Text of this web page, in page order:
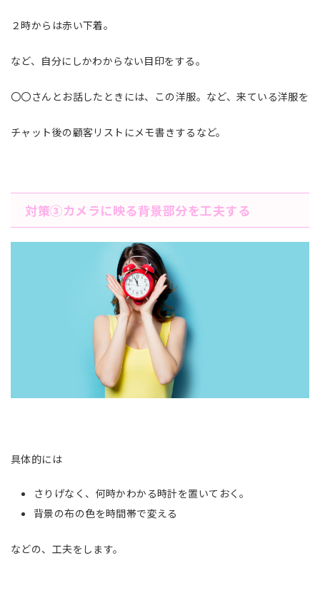
２時からは赤い下着。
など、自分にしかわからない目印をする。
〇〇さんとお話したときには、この洋服。など、来ている洋服を
チャット後の顧客リストにメモ書きするなど。
対策➂カメラに映る背景部分を工夫する
具体的には
さりげなく、何時かわかる時計を置いておく。
背景の布の色を時間帯で変える
などの、工夫をします。